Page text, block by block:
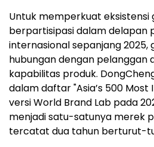
Untuk memperkuat eksistensi
berpartisipasi dalam delapan
internasional sepanjang 2025,
hubungan dengan pelanggan
kapabilitas produk.
dalam daftar "Asia’s 500 Most
versi World Brand Lab pada
menjadi satu-satunya merek
tercatat dua tahun berturut-